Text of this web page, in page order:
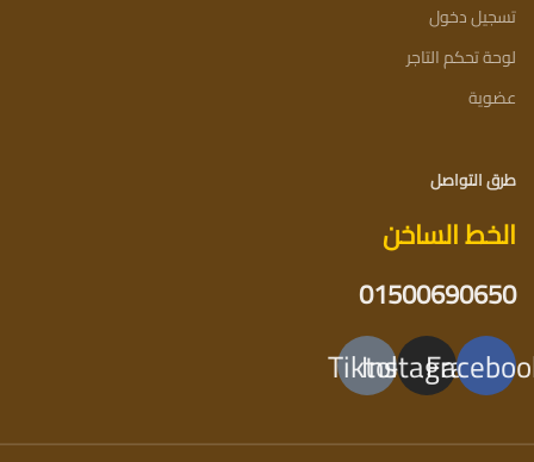
تسجيل دخول
لوحة تحكم التاجر
عضوية
طرق التواصل
الخط الساخن
01500690650
Instagram
Tiktok